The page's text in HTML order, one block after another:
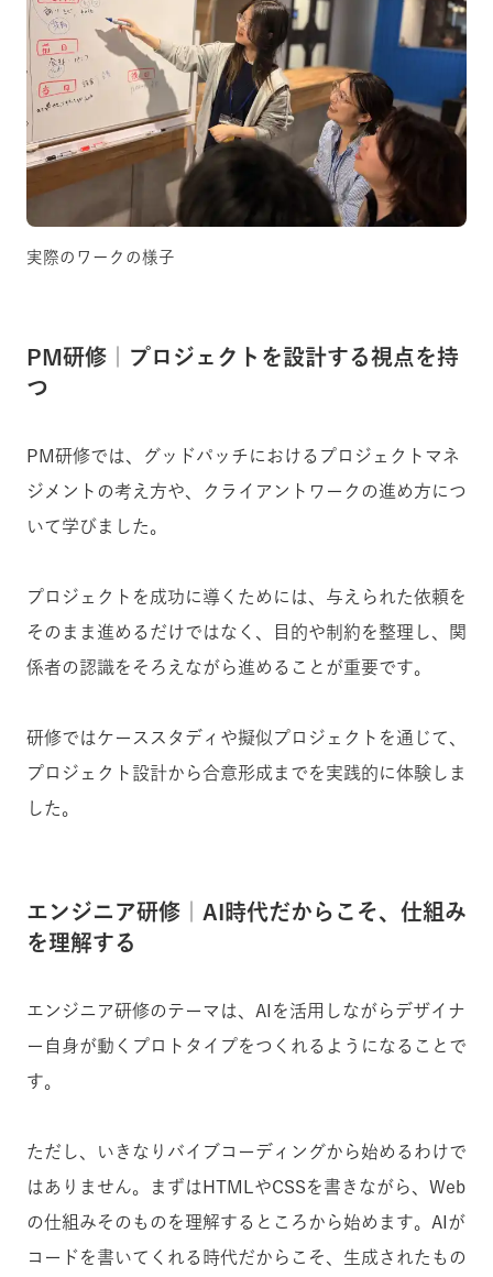
実際のワークの様子
PM研修｜プロジェクトを設計する視点を持
つ
PM研修では、グッドパッチにおけるプロジェクトマネ
ジメントの考え方や、クライアントワークの進め方につ
いて学びました。
プロジェクトを成功に導くためには、与えられた依頼を
そのまま進めるだけではなく、目的や制約を整理し、関
係者の認識をそろえながら進めることが重要です。
研修ではケーススタディや擬似プロジェクトを通じて、
プロジェクト設計から合意形成までを実践的に体験しま
した。
エンジニア研修｜AI時代だからこそ、仕組み
を理解する
エンジニア研修のテーマは、AIを活用しながらデザイナ
ー自身が動くプロトタイプをつくれるようになることで
す。
ただし、いきなりバイブコーディングから始めるわけで
はありません。まずはHTMLやCSSを書きながら、Web
の仕組みそのものを理解するところから始めます。AIが
コードを書いてくれる時代だからこそ、生成されたもの